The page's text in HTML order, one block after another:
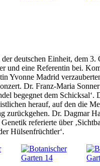
deutschen Einheit, dem 3.
und eine Referentin bei.
Yvonne Madrid
Dr. Franz-Maria
begegnet dem Schicksal‘.
herauf, auf den die
zurückgehen. Dr. Dagmar
referierte über
Hülsenfrüchtler‘.